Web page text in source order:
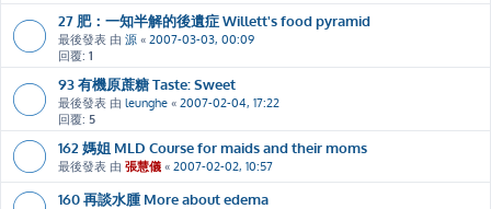
27 肥：一知半解的後遺症 Willett's food pyramid
最後發表 由 源 « 2007-03-03, 00:09
回覆: 1
93 有機原蔗糖 Taste: Sweet
最後發表 由 leunghe « 2007-02-04, 17:22
回覆: 5
162 媽姐 MLD Course for maids and their moms
最後發表 由 張慧儀 « 2007-02-02, 10:57
160 再談水腫 More about edema